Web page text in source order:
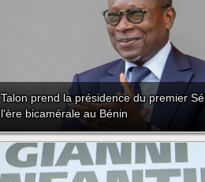
Talon prend la présidence du premier
l'ère bicamérale au Bénin